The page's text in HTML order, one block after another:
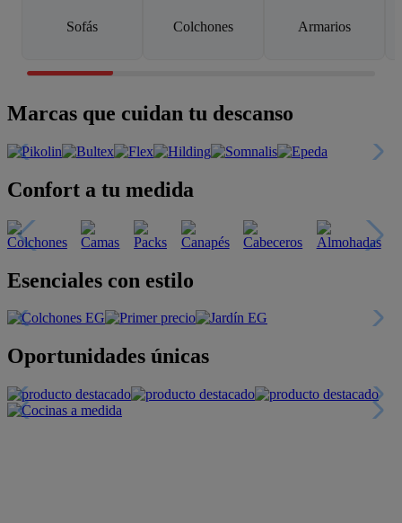
Sofás Colchones Armarios
Marcas que cuidan tu descanso
Confort a tu medida
Esenciales con estilo
Oportunidades únicas